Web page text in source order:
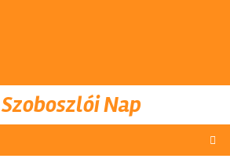
Szoboszlói Nap